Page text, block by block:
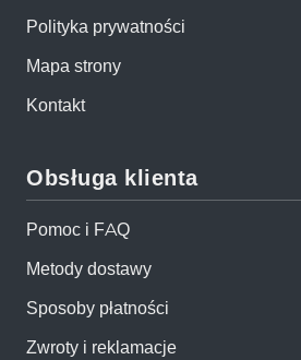
Polityka prywatności
Mapa strony
Kontakt
Obsługa klienta
Pomoc i FAQ
Metody dostawy
Sposoby płatności
Zwroty i reklamacje